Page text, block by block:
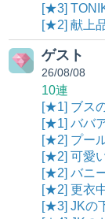
[★3]
[★2] 献上
ゲスト
26/08/08
10連
[★1] ブス
[★1] ババ
[★2] プー
[★2] 可愛
[★2] バニ
[★2] 更衣
[★3] JKの